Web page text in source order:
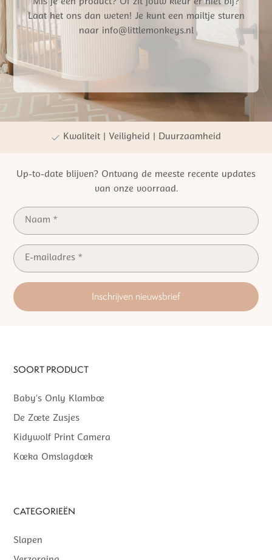
Mis je een product? Of zit jouw kleur er niet bij?
Laat het ons dan weten! Je kunt een mailtje sturen
naar info@littlemonkeys.nl
Gratis verzending vanaf €50,- NL
Persoonlijke winkelervaring
Kwaliteit | Veiligheid | Duurzaamheid
Up-to-date blijven? Ontvang de meeste recente updates
van onze voorraad.
Inschrijven nieuwsbrief
SOORT PRODUCT
Baby’s Only Klamboe
De Zoete Zusjes
Kidywolf Print Camera
Koeka Omslagdoek
CATEGORIEËN
Slapen